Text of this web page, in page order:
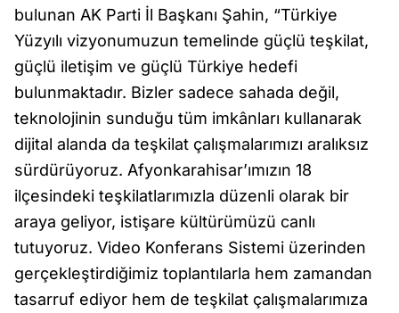
bulunan AK Parti İl Başkanı Şahin, “Türkiye
Yüzyılı vizyonumuzun temelinde güçlü teşkilat,
güçlü iletişim ve güçlü Türkiye hedefi
bulunmaktadır. Bizler sadece sahada değil,
teknolojinin sunduğu tüm imkânları kullanarak
dijital alanda da teşkilat çalışmalarımızı aralıksız
sürdürüyoruz. Afyonkarahisar’ımızın 18
ilçesindeki teşkilatlarımızla düzenli olarak bir
araya geliyor, istişare kültürümüzü canlı
tutuyoruz. Video Konferans Sistemi üzerinden
gerçekleştirdiğimiz toplantılarla hem zamandan
tasarruf ediyor hem de teşkilat çalışmalarımıza